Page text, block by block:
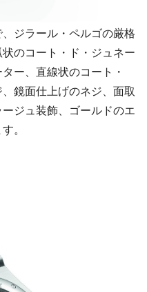
ジラール・ペルゴの厳格
のコート・ド・ジュネー
ー、直線状のコート・
鏡面仕上げのネジ、面取
ジュ装飾、ゴールドのエ
。